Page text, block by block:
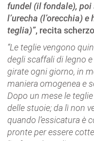
fundel (il fondale), poi
l’urecha (l’orecchia)
teglia)”, recita
“Le teglie vengono
degli scaffali di legno
girate ogni giorno, in
maniera omogenea e
Dopo un mese le
delle stuoie; da lì non
quando l’essicatura è
pronte per essere